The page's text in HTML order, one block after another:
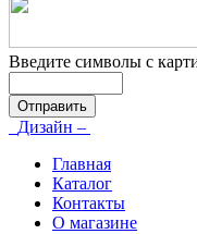
Введите символы с
Дизайн –
Главная
Каталог
Контакты
О магазине